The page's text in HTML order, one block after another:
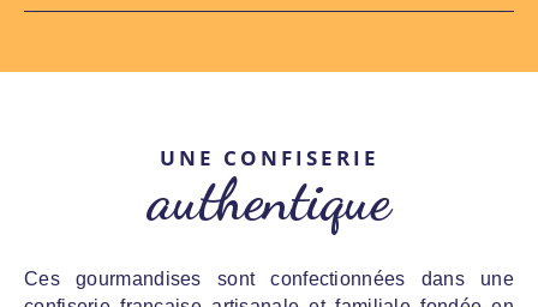
UNE CONFISERIE
authentique
Ces gourmandises sont confectionnées dans une